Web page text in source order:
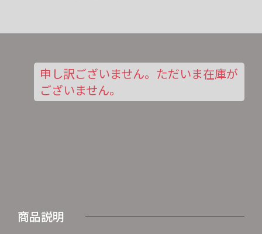
申し訳ございません。ただいま在庫が
ございません。
商品説明